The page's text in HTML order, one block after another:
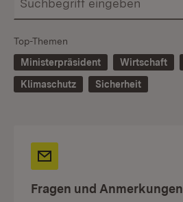
Top-Themen
Ministerpräsident
Wirtschaft
Klimaschutz
Sicherheit
Fragen und Anmerkungen